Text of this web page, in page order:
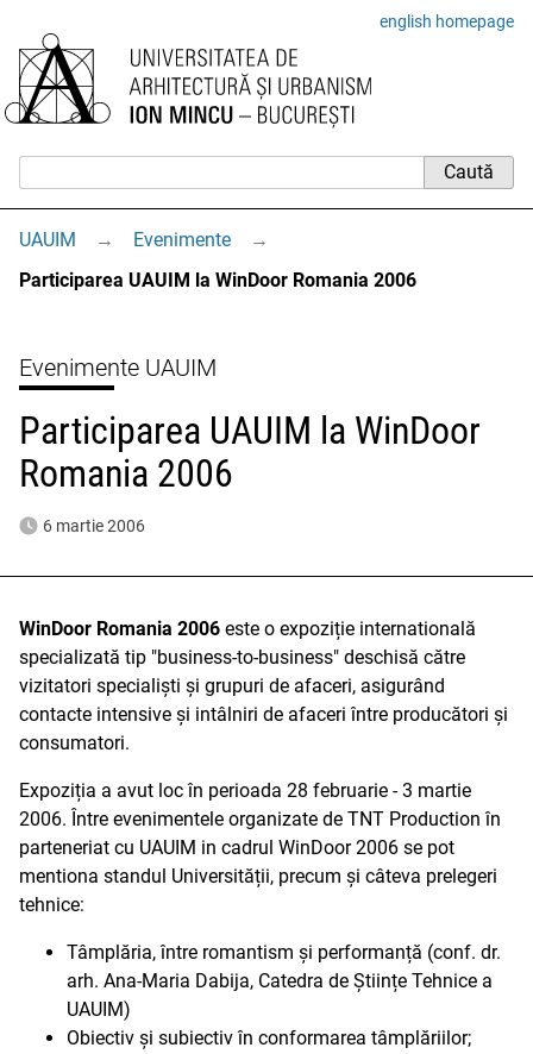
english homepage
UAUIM → Evenimente
→
Participarea UAUIM la WinDoor Romania 2006
Evenimente UAUIM
Participarea UAUIM la WinDoor
Romania 2006
6 martie 2006
WinDoor Romania 2006 este o expoziție internatională
specializată tip "business-to-business" deschisă către
vizitatori specialiști și grupuri de afaceri, asigurând
contacte intensive și intâlniri de afaceri între producători și
consumatori.
Expoziția a avut loc în perioada 28 februarie - 3 martie
2006. Între evenimentele organizate de TNT Production în
parteneriat cu UAUIM in cadrul WinDoor 2006 se pot
mentiona standul Universității, precum și câteva prelegeri
tehnice:
Tâmplăria, între romantism și performanță (conf. dr.
arh. Ana-Maria Dabija, Catedra de Științe Tehnice a
UAUIM)
Obiectiv și subiectiv în conformarea tâmplăriilor;